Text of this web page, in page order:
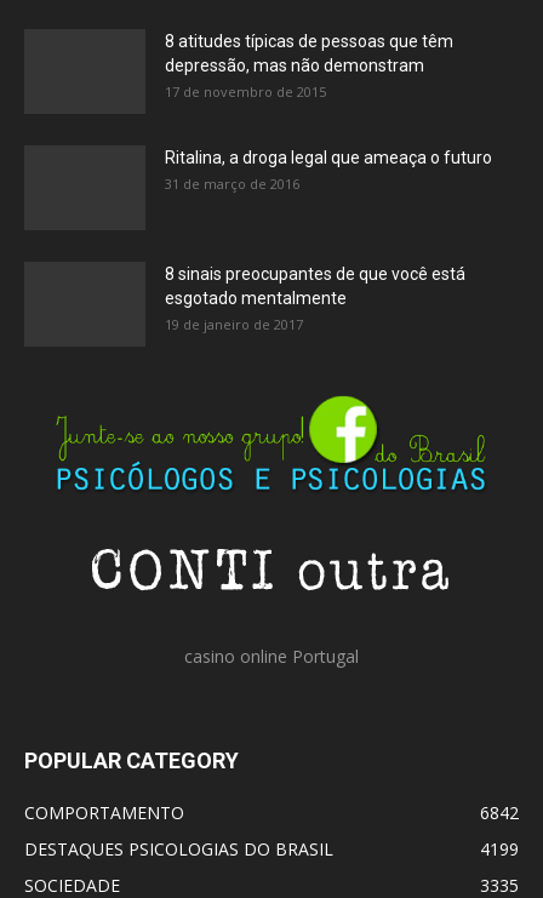
8 atitudes típicas de pessoas que têm
depressão, mas não demonstram
17 de novembro de 2015
Ritalina, a droga legal que ameaça o futuro
31 de março de 2016
8 sinais preocupantes de que você está
esgotado mentalmente
19 de janeiro de 2017
casino online Portugal
POPULAR CATEGORY
COMPORTAMENTO
6842
DESTAQUES PSICOLOGIAS DO BRASIL
4199
SOCIEDADE
3335